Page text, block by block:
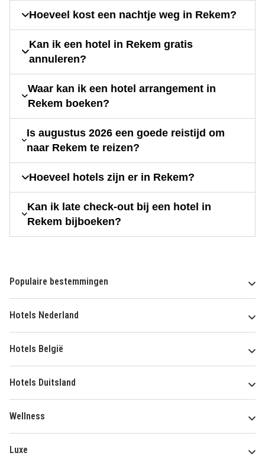
Hoeveel kost een nachtje weg in Rekem?
Kan ik een hotel in Rekem gratis
annuleren?
Waar kan ik een hotel arrangement in
Rekem boeken?
Is augustus 2026 een goede reistijd om
naar Rekem te reizen?
Hoeveel hotels zijn er in Rekem?
Kan ik late check-out bij een hotel in
Rekem bijboeken?
Populaire bestemmingen
Hotels Nederland
Hotels België
Hotels Duitsland
Wellness
Luxe